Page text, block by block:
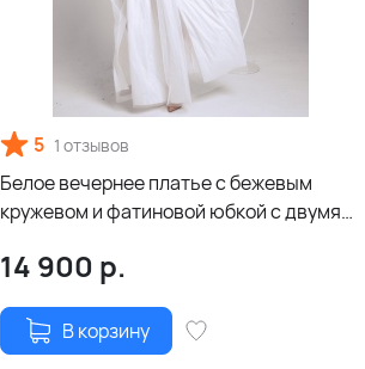
5 1 отзывов
Белое вечернее платье с бежевым
кружевом и фатиновой юбкой с двумя
14 900 р.
В корзину